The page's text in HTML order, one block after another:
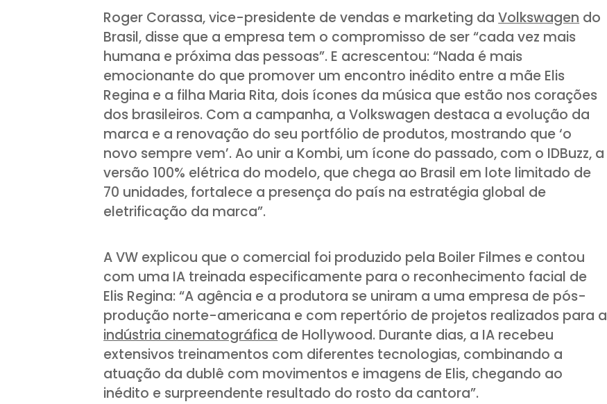
Roger Corassa, vice-presidente de vendas e marketing daVolkswagen do
Brasil, disse que a empresa tem o compromisso de ser “cada vez mais
humana e próxima das pessoas”. E acrescentou: “Nada é mais
emocionante do que promover um encontro inédito entre a mãe Elis
Regina e a filha Maria Rita, dois ícones da música que estão nos corações
dos brasileiros. Com a campanha, a Volkswagen destaca a evolução da
marca e a renovação do seu portfólio de produtos, mostrando que ‘o
novo sempre vem’. Ao unir a Kombi, um ícone do passado, com o IDBuzz, a
versão 100% elétrica do modelo, que chega ao Brasil em lote limitado de
70 unidades, fortalece a presença do país na estratégia global de
eletrificação da marca”.
A VW explicou que o comercial foi produzido pela Boiler Filmes e contou
com uma IA treinada especificamente para o reconhecimento facial de
Elis Regina: “A agência e a produtora se uniram a uma empresa de pós-
produção norte-americana e com repertório de projetos realizados para a
indústria cinematográfica de Hollywood. Durante dias, a IA recebeu
extensivos treinamentos com diferentes tecnologias, combinando a
atuação da dublê com movimentos e imagens de Elis, chegando ao
inédito e surpreendente resultado do rosto da cantora”.